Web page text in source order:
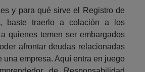
y para qué sirve el Registro de
baste traerlo a colación a los
quienes temen ser embargados
afrontar deudas relacionadas
una empresa. Aquí entra en juego